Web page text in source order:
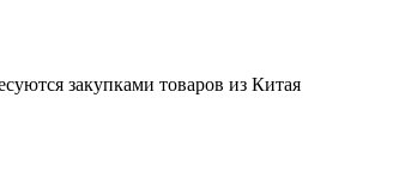
закупками товаров из Китая